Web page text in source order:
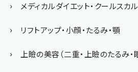
メディカルダイエット・クールスカ
リフトアップ・小顔・たるみ・顎
上瞼の美容（二重・上瞼のたるみ・